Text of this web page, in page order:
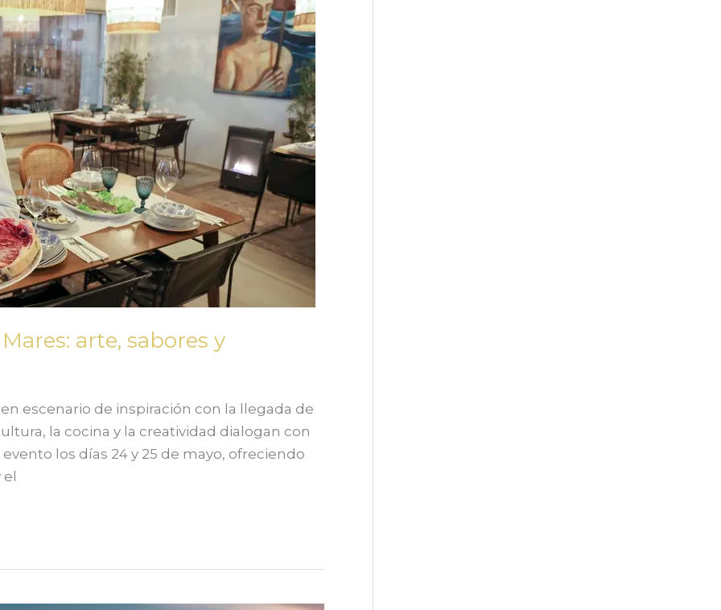
arte, sabores y
escenario de inspiración con la llegada de
la cocina y la creatividad dialogan con
los días 24 y 25 de mayo, ofreciendo
el